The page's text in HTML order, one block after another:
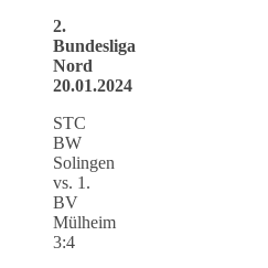
2.
Bundesliga
Nord
20.01.2024
STC
BW
Solingen
vs. 1.
BV
Mülheim
3:4